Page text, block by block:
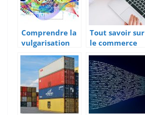
Comprendre la
vulgarisation
de la
communication
digitale dans
les entreprises
aujourd’hui.
Tout savoir sur
le commerce
électronique